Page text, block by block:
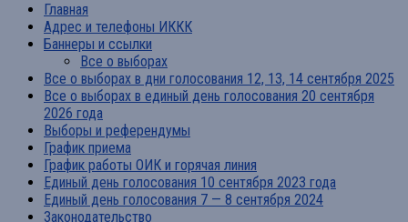
Главная
Адрес и телефоны ИККК
Баннеры и ссылки
Все о выборах
Все о выборах в дни голосования 12, 13, 14 сентября 2025
Все о выборах в единый день голосования 20 сентября
2026 года
Выборы и референдумы
График приема
График работы ОИК и горячая линия
Единый день голосования 10 сентября 2023 года
Единый день голосования 7 — 8 сентября 2024
Законодательство